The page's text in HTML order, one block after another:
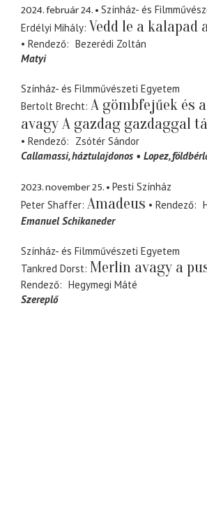
2024. február 24.
Színház- és
Erdélyi Mihály Vedd le a kalapad
Rendező
Bezerédi Zoltán
Matyi
Színház- és Filmművészeti Egyetem
Bertolt Brecht A gömbfejűek és
avagy A gazdag gazdaggal
Rendező
Zsótér Sándor
Callamassi háztulajdonos Lopez
2023. november 25.
Pesti Színház
Peter Shaffer Amadeus Rendező
Emanuel Schikaneder
Színház- és Filmművészeti Egyetem
Tankred Dorst Merlin avagy a
Rendező
Hegymegi Máté
Szereplő